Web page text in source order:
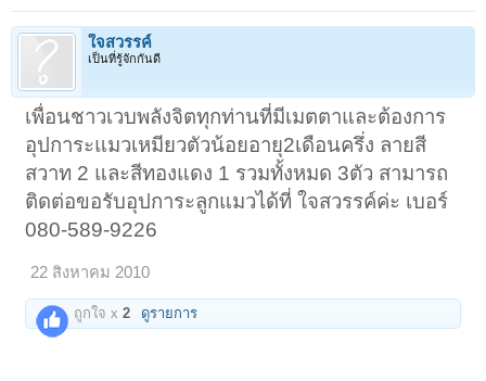
ใจสวรรค์
เป็นที่รู้จักกันดี
เพื่อนชาวเวบพลังจิตทุกท่านที่มีเมตตาและต้องการ
อุปการะแมวเหมียวตัวน้อยอายุ2เดือนครึ่ง ลายสี
สวาท 2 และสีทองแดง 1 รวมทั้งหมด 3ตัว สามารถ
ติดต่อขอรับอุปการะลูกแมวได้ที่ ใจสวรรค์ค่ะ เบอร์
080-589-9226
22 สิงหาคม 2010
ถูกใจ x2 ดูรายการ